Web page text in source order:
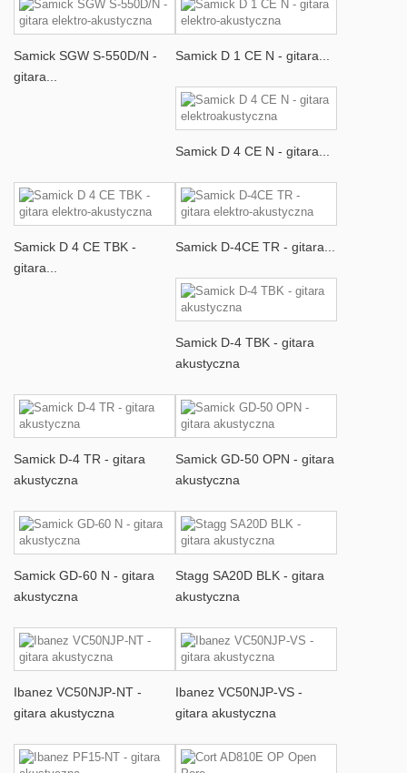
Samick SGW S-550D/N -
gitara...
Samick D 1 CE N - gitara...
Samick D 4 CE N - gitara...
Samick D 4 CE TBK -
gitara...
Samick D-4CE TR - gitara...
Samick D-4 TBK - gitara
akustyczna
Samick D-4 TR - gitara
akustyczna
Samick GD-50 OPN - gitara
akustyczna
Samick GD-60 N - gitara
akustyczna
Stagg SA20D BLK - gitara
akustyczna
Ibanez VC50NJP-NT -
gitara akustyczna
Ibanez VC50NJP-VS -
gitara akustyczna